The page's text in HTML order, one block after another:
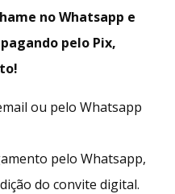
no Whatsapp e
pelo Pix,
ou pelo Whatsapp
pelo Whatsapp,
do convite digital.